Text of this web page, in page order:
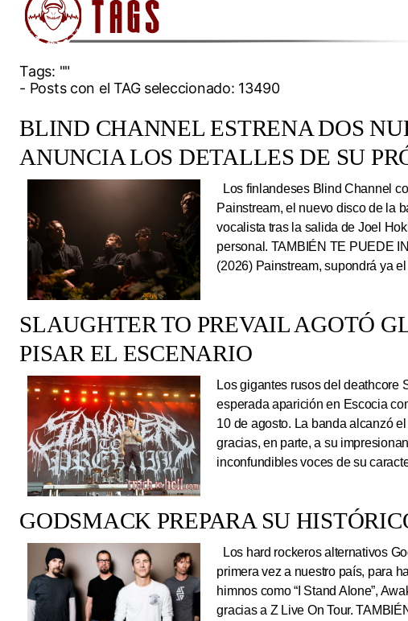
Tags: ""
- Posts con el TAG seleccionado: 13490
BLIND CHANNEL ESTRENA DOS
ANUNCIA LOS DETALLES DE SU
Los finlandeses Blind Channel
Painstream, el nuevo disco de la
vocalista tras la salida de Joel
personal. TAMBIÉN TE PUEDE
(2026) Painstream, supondrá ya
SLAUGHTER TO PREVAIL AGOTÓ
PISAR EL ESCENARIO
Los gigantes rusos del deathcore
esperada aparición en Escocia
10 de agosto. La banda alcanzó
gracias, en parte, a su
inconfundibles voces de su
GODSMACK PREPARA SU
Los hard rockeros alternativos
primera vez a nuestro país, para
himnos como “I Stand Alone”,
gracias a Z Live On Tour.